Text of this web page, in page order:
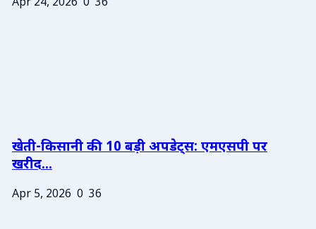
Apr 24, 2026 0 36
खेती-किसानी की 10 बड़ी अपडेट्स: एमएसपी पर
खरीद...
Apr 5, 2026 0 36